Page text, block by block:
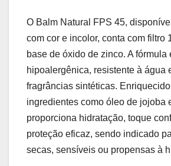
O Balm Natural FPS 45,
com cor e incolor, conta com filtro
base de óxido de zinco. A fórmula
hipoalergênica, resistente à água
fragrâncias sintéticas.
ingredientes como óleo de jojoba
proporciona hidratação, toque
proteção eficaz, sendo indicado
secas, sensíveis ou propensas à